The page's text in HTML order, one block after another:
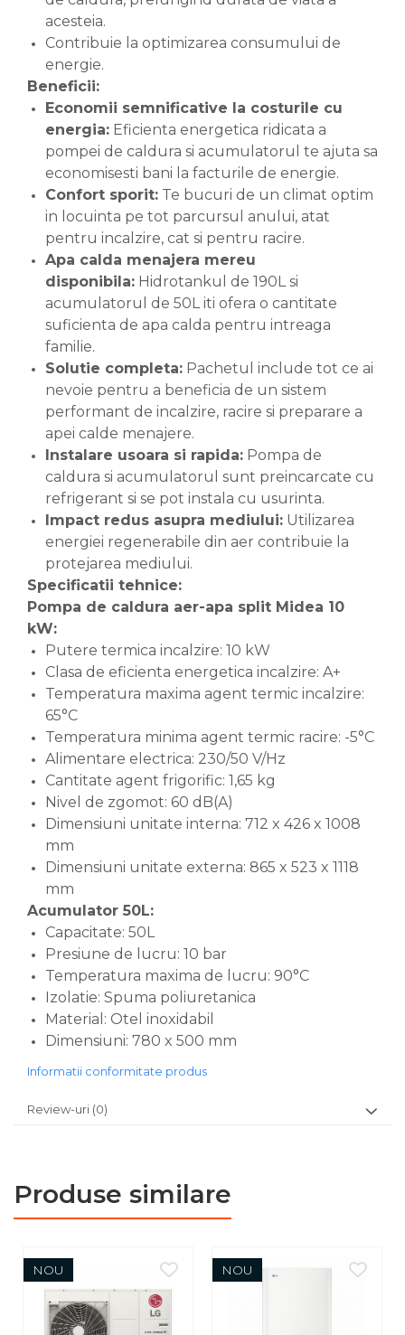
acesteia.
Contribuie la optimizarea consumului de
energie.
Beneficii:
Economii semnificative la costurile cu
energia: Eficienta energetica ridicata a
pompei de caldura si acumulatorul te ajuta sa
economisesti bani la facturile de energie.
Confort sporit: Te bucuri de un climat optim
in locuinta pe tot parcursul anului, atat
pentru incalzire, cat si pentru racire.
Apa calda menajera mereu
disponibila: Hidrotankul de 190L si
acumulatorul de 50L iti ofera o cantitate
suficienta de apa calda pentru intreaga
familie.
Solutie completa: Pachetul include tot ce ai
nevoie pentru a beneficia de un sistem
performant de incalzire, racire si preparare a
apei calde menajere.
Instalare usoara si rapida: Pompa de
caldura si acumulatorul sunt preincarcate cu
refrigerant si se pot instala cu usurinta.
Impact redus asupra mediului: Utilizarea
energiei regenerabile din aer contribuie la
protejarea mediului.
Specificatii tehnice:
Pompa de caldura aer-apa split Midea 10
kW:
Putere termica incalzire: 10 kW
Clasa de eficienta energetica incalzire: A+
Temperatura maxima agent termic incalzire:
65°C
Temperatura minima agent termic racire: -5°C
Alimentare electrica: 230/50 V/Hz
Cantitate agent frigorific: 1,65 kg
Nivel de zgomot: 60 dB(A)
Dimensiuni unitate interna: 712 x 426 x 1008
mm
Dimensiuni unitate externa: 865 x 523 x 1118
mm
Acumulator 50L:
Capacitate: 50L
Presiune de lucru: 10 bar
Temperatura maxima de lucru: 90°C
Izolatie: Spuma poliuretanica
Material: Otel inoxidabil
Dimensiuni: 780 x 500 mm
Informatii conformitate produs
Review-uri (0)
Produse similare
NOU NOU